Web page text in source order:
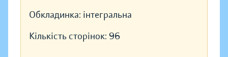
Обкладинка: інтегральна
Кількість сторінок: 96